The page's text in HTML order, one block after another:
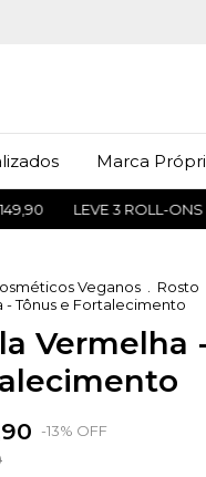
Marca
LEVE 3 ROLL-ONS E
Veganos Rosto
- Tônus e Fortalecimento
Vermelha
-13% OFF